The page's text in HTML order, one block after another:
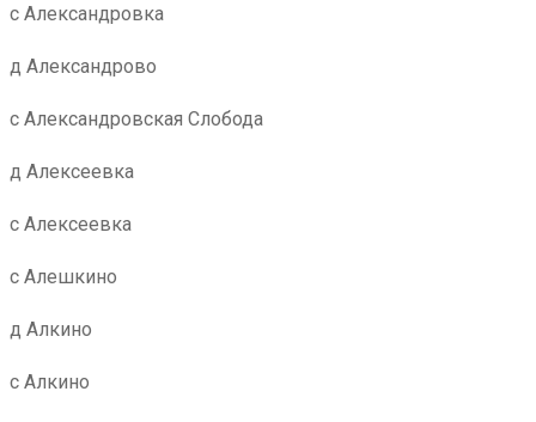
с Александровка
д Александрово
с Александровская Слобода
д Алексеевка
с Алексеевка
с Алешкино
д Алкино
с Алкино